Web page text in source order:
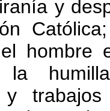
y
hombre
la
y